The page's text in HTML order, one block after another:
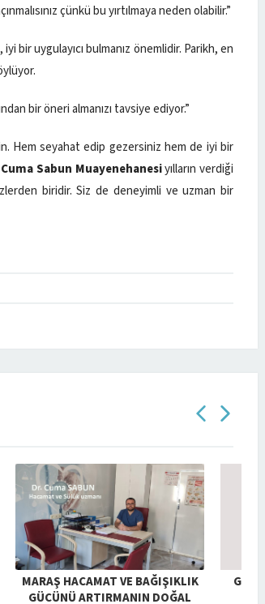
çünkü bu yırtılmaya neden olabilir.”
bir uygulayıcı bulmanız önemlidir. Parikh, en
bir öneri almanızı tavsiye ediyor.”
Hem seyahat edip gezersiniz hem de iyi bir
Sabun Muayenehanesiyılların verdiği
biridir. Siz de deneyimli ve uzman bir
GENITAL SIĞIL İÇIN HACAMAT
BIRE BIR